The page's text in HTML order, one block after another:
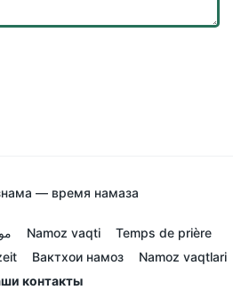
— время намаза
Namoz vaqti
Temps de prière
Вактхои намоз
Namoz vaqtlari
контакты